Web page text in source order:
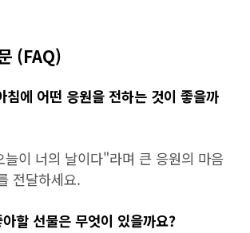
(FAQ)
에 어떤 응원을 전하는 것이 좋을까
이 너의 날이다"라며 큰 응원의 마음
전달하세요.
할 선물은 무엇이 있을까요?